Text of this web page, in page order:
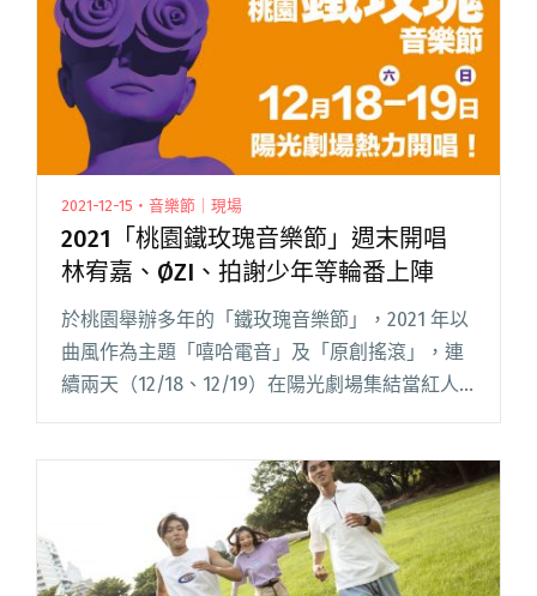
曲背後13位音樂製作人的技術與創作心流"
2021-12-15・音樂節｜現場
2021「桃園鐵玫瑰音樂節」週末開唱
林宥嘉、ØZI、拍謝少年等輪番上陣
於桃園舉辦多年的「鐵玫瑰音樂節」，2021 年以
曲風作為主題「嘻哈電音」及「原創搖滾」，連
續兩天（12/18、12/19）在陽光劇場集結當紅人
氣歌手、樂團，共超過 20 組藝人輪番演出！日前
人、閱讀全文 "2021「桃園鐵玫瑰音樂節」週末
開唱 林宥嘉、ØZI、拍謝少年等輪番上陣"